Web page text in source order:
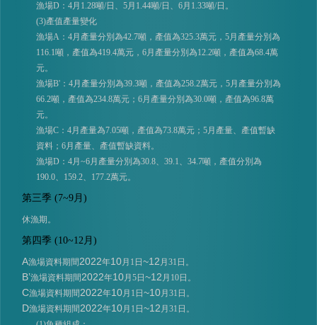
漁場D：4月1.28噸/日、5月1.44噸/日、6月1.33噸/日。
(3)產值產量變化
漁場A：4月產量分別為42.7噸，產值為325.3萬元，5月產量分別為
116.1噸，產值為419.4萬元，6月產量分別為12.2噸，產值為68.4萬
元。
漁場B'：4月產量分別為39.3噸，產值為258.2萬元，5月產量分別為
66.2噸，產值為234.8萬元；6月產量分別為30.0噸，產值為96.8萬
元。
漁場C：4月產量為7.05噸，產值為73.8萬元；5月產量、產值暫缺
資料；6月產量、產值暫缺資料。
漁場D：4月~6月產量分別為30.8、39.1、34.7噸，產值分別為
190.0、159.2、177.2萬元。
第三季 (7~9月)
休漁期。
第四季 (10~12月)
A漁場資料期間2022年10月1日 ~12 月31日。
B’漁場資料期間2022年10月5日 ~12 月10日。
C漁場資料期間2022年10月1日 ~10月31日。
D漁場資料期間2022年10月1日 ~12 月31日。